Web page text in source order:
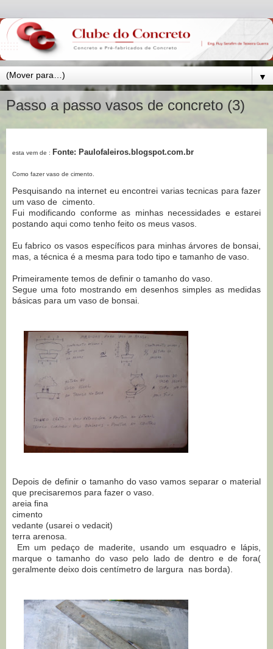
▼
Passo a passo vasos de concreto (3)
esta vem de : Fonte: Paulofaleiros.blogspot.com.br
Como fazer vaso de cimento.
Pesquisando na internet eu encontrei varias tecnicas para fazer
um vaso de cimento.
Fui modificando conforme as minhas necessidades e estarei
postando aqui como tenho feito os meus vasos.
Eu fabrico os vasos específicos para minhas árvores de bonsai,
mas, a técnica é a mesma para todo tipo e tamanho de vaso.
Primeiramente temos de definir o tamanho do vaso.
Segue uma foto mostrando em desenhos simples as medidas
básicas para um vaso de bonsai.
Depois de definir o tamanho do vaso vamos separar o material
que precisaremos para fazer o vaso.
areia fina
cimento
vedante (usarei o vedacit)
terra arenosa.
Em um pedaço de maderite, usando um esquadro e lápis,
marque o tamanho do vaso pelo lado de dentro e de fora(
geralmente deixo dois centímetro de largura nas borda).